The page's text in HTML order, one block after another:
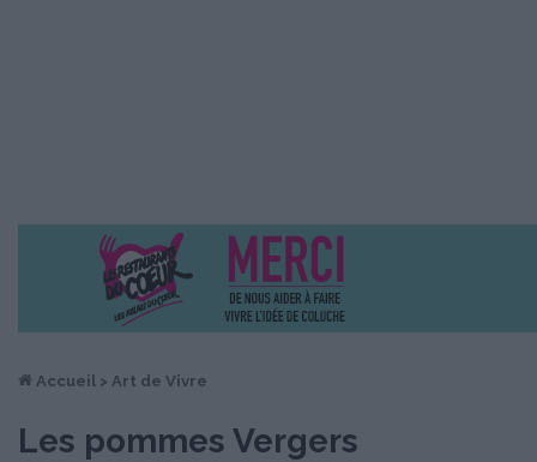
Accueil > Art de Vivre
Les pommes Vergers